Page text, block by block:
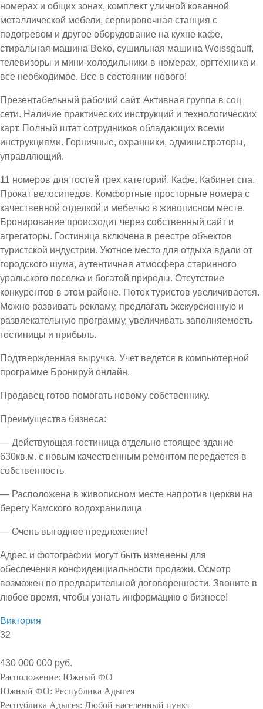
номерах и общих зонах, комплект уличной кованной
металлической мебели, сервировочная станция с
подогревом и другое оборудование на кухне кафе,
стиральная машина Beko, сушильная машина Weissgauff,
телевизоры и мини-холодильники в номерах, оргтехника и
все необходимое. Все в состоянии нового!
Презентабельный рабочий сайт. Активная группа в соц
сети. Наличие практических инструкций и технологических
карт. Полный штат сотрудников обладающих всеми
инструкциями. Горничные, охранники, администраторы,
управляющий.
11 номеров для гостей трех категорий. Кафе. Кабинет спа.
Прокат велосипедов. Комфортные просторные номера с
качественной отделкой и мебелью в живописном месте.
Бронирование происходит через собственный сайт и
агрегаторы. Гостиница включена в реестре объектов
туристской индустрии. Уютное место для отдыха вдали от
городского шума, аутентичная атмосфера старинного
уральского поселка и богатой природы. Отсутствие
конкурентов в этом районе. Поток туристов увеличивается.
Можно развивать рекламу, предлагать экскурсионную и
развлекательную программу, увеличивать заполняемость
гостиницы и прибыль.
Подтвержденная выручка. Учет ведется в компьютерной
программе Бронируй онлайн.
Продавец готов помогать новому собственнику.
Преимущества бизнеса:
— Действующая гостиница отдельно стоящее здание
630кв.м. с новым качественным ремонтом передается в
собственность
— Расположена в живописном месте напротив церкви на
берегу Камского водохранилица
— Очень выгодное предложение!
Адрес и фотографии могут быть изменены для
обеспечения конфиденциальности продажи. Осмотр
возможен по предварительной договоренности. Звоните в
любое время, чтобы узнать информацию о бизнесе!
Виктория
32
430 000 000 руб.
Расположение: Южный ФО
Южный ФО: Республика Адыгея
Республика Адыгея: Любой населенный пункт